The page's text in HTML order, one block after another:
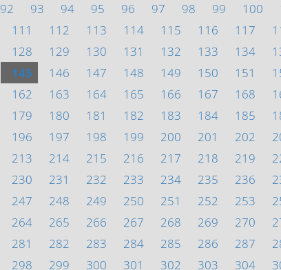
92 93 94 95 96 97 98 99 100
111 112 113 114 115 116 117
128 129 130 131 132 133 134
145 146 147 148 149 150 151
162 163 164 165 166 167 168
179 180 181 182 183 184 185
196 197 198 199 200 201 202
213 214 215 216 217 218 219
230 231 232 233 234 235 236
247 248 249 250 251 252 253
264 265 266 267 268 269 270
281 282 283 284 285 286 287
298 299 300 301 302 303 304